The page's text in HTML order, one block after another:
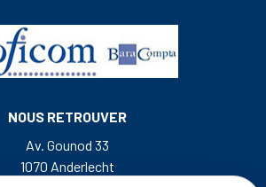
NOUS RETROUVER
Av. Gounod 33
1070 Anderlecht